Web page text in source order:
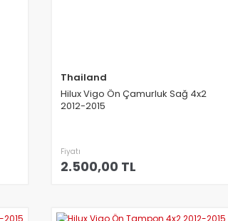
Thailand
Hilux Vigo Ön Çamurluk Sağ 4x2
2012-2015
Fiyatı
2.500,00 TL